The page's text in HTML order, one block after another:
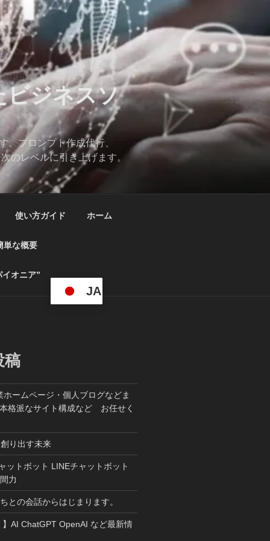
ビジネスソ
。プロンプト作成代行、
のレベルに引き上げます。
使い方ガイド ホーム
単な概要
オニア”
JA
稿
ホームページ・個人ブログなどま
格派なサイト構成など お任せく
り出す未来
ットボット LINEチャットボット
力
の会話からはじまります。
】AI ChatGPT OpenAI など最新情